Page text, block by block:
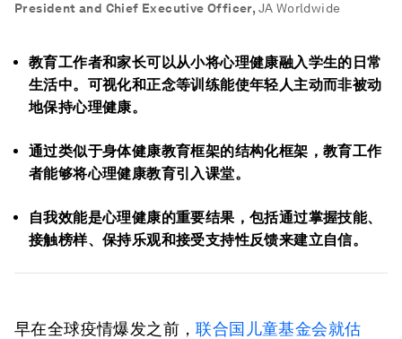
President and Chief Executive Officer, JA Worldwide
教育工作者和家长可以从小将心理健康融入学生的日常
生活中。可视化和正念等训练能使年轻人主动而非被动
地保持心理健康。
通过类似于身体健康教育框架的结构化框架，教育工作
者能够将心理健康教育引入课堂。
自我效能是心理健康的重要结果，包括通过掌握技能、
接触榜样、保持乐观和接受支持性反馈来建立自信。
早在全球疫情爆发之前，联合国儿童基金会就估